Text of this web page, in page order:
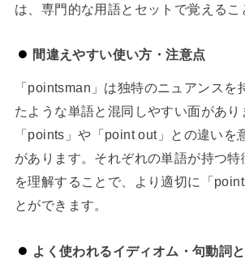
は、専門的な用語とセットで覚えるこ
間違えやすい使い方・注意点
「pointsman」は独特のニュアンスを
たような単語と混同しやすい面があり
「points」や「point out」との違いを
があります。それぞれの単語が持つ
を理解することで、より適切に「
とができます。
よく使われるイディオム・句動詞